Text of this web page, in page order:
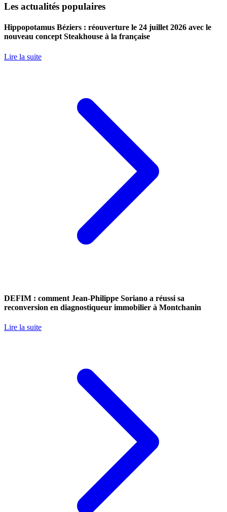
Les actualités populaires
Hippopotamus Béziers : réouverture le 24 juillet 2026 avec le
nouveau concept Steakhouse à la française
Lire la suite
DEFIM : comment Jean-Philippe Soriano a réussi sa
reconversion en diagnostiqueur immobilier à Montchanin
Lire la suite